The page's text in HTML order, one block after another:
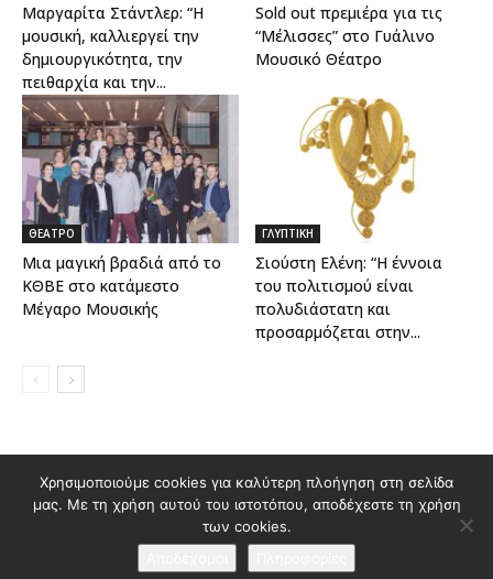
Μαργαρίτα Στάντλερ: “Η
μουσική, καλλιεργεί την
δημιουργικότητα, την
πειθαρχία και την...
Sold out πρεμιέρα για τις
“Μέλισσες” στο Γυάλινο
Μουσικό Θέατρο
ΘΕΑΤΡΟ
Μια μαγική βραδιά από το
ΚΘΒΕ στο κατάμεστο
Μέγαρο Μουσικής
ΓΛΥΠΤΙΚΗ
Σιούστη Ελένη: “Η έννοια
του πολιτισμού είναι
πολυδιάστατη και
προσαρμόζεται στην...
Διαφημιστείτε στο Polis Magazino
Όροι χρήσης & Πολιτική Προστασίας Προσωπικών Δεδομένων
Επικοινωνία
© 2026 Κατασκευή ιστοσελίδαςidees creative marketing
Χρησιμοποιούμε cookies για καλύτερη πλοήγηση στη σελίδα
μας. Με τη χρήση αυτού του ιστοτόπου, αποδέχεστε τη χρήση
των cookies.